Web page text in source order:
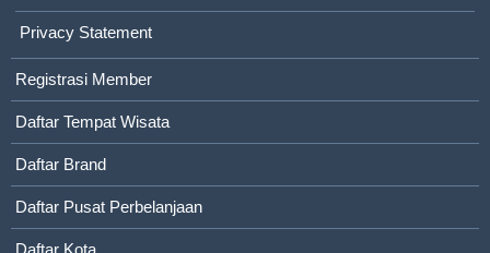
Privacy Statement
Registrasi Member
Daftar Tempat Wisata
Daftar Brand
Daftar Pusat Perbelanjaan
Daftar Kota